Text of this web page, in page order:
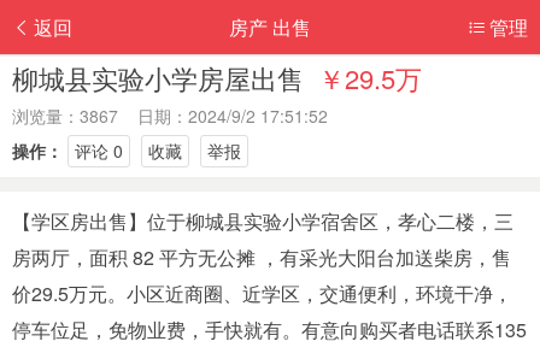
返回 管理
房产 出售
柳城县实验小学房屋出售 ￥29.5万
浏览量：3867 日期：2024/9/2 17:51:52
操作：
评论 0 收藏 举报
【学区房出售】位于柳城县实验小学宿舍区，孝心二楼，三
房两厅，面积 82 平方无公摊 ，有采光大阳台加送柴房，售
价29.5万元。小区近商圈、近学区，交通便利，环境干净，
停车位足，免物业费，手快就有。有意向购买者电话联系135